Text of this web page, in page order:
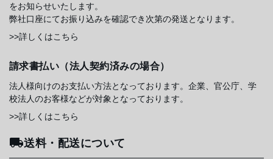
をお知らせいたします。
弊社口座にてお振り込みを確認でき次第の発送となります。
>>詳しくはこちら
請求書払い（法人契約済みの場合）
法人様向けのお支払い方法となっております。企業、官公庁、学
校法人のお客様などが対象となっております。
>>詳しくはこちら
送料・配送について